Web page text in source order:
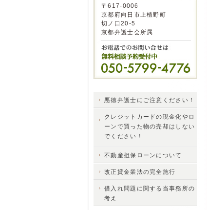
〒617-0006
京都府向日市上植野町
切ノ口20-5
京都弁護士会所属
悪徳弁護士にご注意ください！
クレジットカードの現金化やロ
ーンで買った物の売却はしない
でください！
不動産担保ローンについて
改正貸金業法の完全施行
借入れ問題に関する当事務所の
考え